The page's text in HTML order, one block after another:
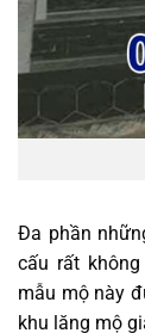
Đa phần
cấu rất
mẫu mộ này
khu lăng mộ